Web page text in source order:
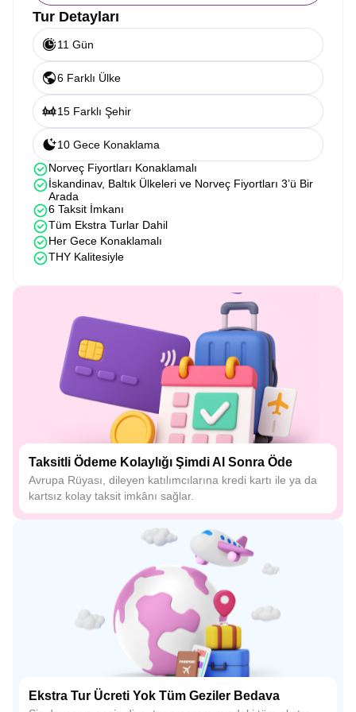
Tur Detayları
11 Gün
6 Farklı Ülke
15 Farklı Şehir
10 Gece Konaklama
Norveç Fiyortları Konaklamalı
İskandinav, Baltık Ülkeleri ve Norveç Fiyortları 3’ü Bir
Arada
6 Taksit İmkanı
Tüm Ekstra Turlar Dahil
Her Gece Konaklamalı
THY Kalitesiyle
Taksitli Ödeme Kolaylığı Şimdi Al Sonra Öde
Avrupa Rüyası, dileyen katılımcılarına kredi kartı ile ya da
kartsız kolay taksit imkânı sağlar.
Ekstra Tur Ücreti Yok Tüm Geziler Bedava